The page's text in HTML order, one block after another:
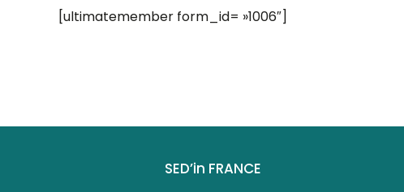
[ultimatemember form_id= »1006″]
SED’in FRANCE